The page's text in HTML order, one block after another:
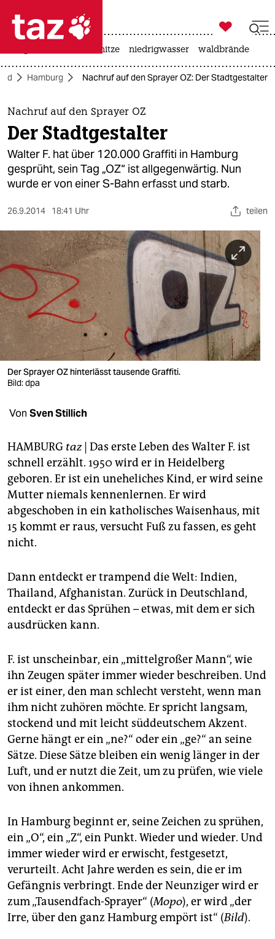
 taz zahl ich
taz zahl ich
themen
politik
öko
sport
berlin
nord
wahrheit
verlag
verlag
veranstaltungen
fragen & hilfe
unterstützen
abo
genossenschaft

taz zahl ich
hitze niedrigwasser waldbrände
Hamburg Nachruf auf den Sprayer OZ: Der Stadtgestalter
Nachruf auf den Sprayer OZ
Der Stadtgestalter
Walter F. hat über 120.000 Graffiti in Hamburg
gesprüht, sein Tag „OZ“ ist allgegenwärtig. Nun
wurde er von einer S-Bahn erfasst und starb.
26.9.2014 18:41 Uhr teilen
Der Sprayer OZ hinterlässt tausende Graffiti.
Bild: dpa
Von Sven Stillich
HAMBURG taz| Das erste Leben des Walter F. ist
schnell erzählt. 1950 wird er in Heidelberg
geboren. Er ist ein uneheliches Kind, er wird seine
Mutter niemals kennenlernen. Er wird
abgeschoben in ein katholisches Waisenhaus, mit
15 kommt er raus, versucht Fuß zu fassen, es geht
nicht.
Dann entdeckt er trampend die Welt: Indien,
Thailand, Afghanistan. Zurück in Deutschland,
entdeckt er das Sprühen – etwas, mit dem er sich
ausdrücken kann.
F. ist unscheinbar, ein „mittelgroßer Mann“, wie
ihn Zeugen später immer wieder beschreiben. Und
er ist einer, den man schlecht versteht, wenn man
ihm nicht zuhören möchte. Er spricht langsam,
stockend und mit leicht süddeutschem Akzent.
Gerne hängt er ein „ne?“ oder ein „ge?“ an seine
Sätze. Diese Sätze bleiben ein wenig länger in der
Luft, und er nutzt die Zeit, um zu prüfen, wie viele
von ihnen ankommen.
In Hamburg beginnt er, seine Zeichen zu sprühen,
ein „O“, ein „Z“, ein Punkt. Wieder und wieder. Und
immer wieder wird er erwischt, festgesetzt,
verurteilt. Acht Jahre werden es sein, die er im
Gefängnis verbringt. Ende der Neunziger wird er
zum „Tausendfach-Sprayer“ (Mopo), er wird „der
Irre, über den ganz Hamburg empört ist“ (Bild).